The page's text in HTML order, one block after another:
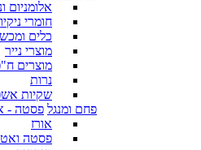
אלומניום
חומרי
כלים
מוצרי נייר
מוצרים
נרות
שקיות
פחם ומנגל פסטה -
אורז
פסטה